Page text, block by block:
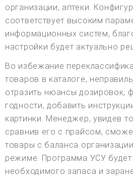
организации, аптеки.
соответствует высоким
информационных систем,
настройки будет актуально
Во избежание
товаров в каталоге,
отразить нюансы дозировок,
годности, добавить
картинки. Менеджер, увидев
сравнив его с прайсом,
товары с баланса
режиме. Программа УСУ будет
необходимого запаса и